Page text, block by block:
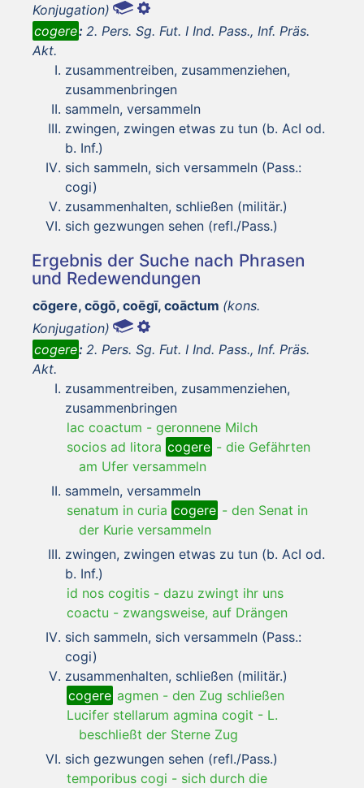
Konjugation)
cogere: 2. Pers. Sg. Fut. I Ind. Pass., Inf. Präs.
Akt.
zusammentreiben, zusammenziehen,
zusammenbringen
sammeln, versammeln
zwingen, zwingen etwas zu tun (b. AcI od.
b. Inf.)
sich sammeln, sich versammeln (Pass.:
cogi)
zusammenhalten, schließen (militär.)
sich gezwungen sehen (refl./Pass.)
Ergebnis der Suche nach Phrasen
und Redewendungen
cōgere, cōgō, coēgī, coāctum (kons.
Konjugation)
cogere: 2. Pers. Sg. Fut. I Ind. Pass., Inf. Präs.
Akt.
zusammentreiben, zusammenziehen,
zusammenbringen
lac coactum - geronnene Milch
socios ad litora cogere - die Gefährten
am Ufer versammeln
sammeln, versammeln
senatum in curia cogere - den Senat in
der Kurie versammeln
zwingen, zwingen etwas zu tun (b. AcI od.
b. Inf.)
id nos cogitis - dazu zwingt ihr uns
coactu - zwangsweise, auf Drängen
sich sammeln, sich versammeln (Pass.:
cogi)
zusammenhalten, schließen (militär.)
cogere agmen - den Zug schließen
Lucifer stellarum agmina cogit - L.
beschließt der Sterne Zug
sich gezwungen sehen (refl./Pass.)
temporibus cogi - sich durch die